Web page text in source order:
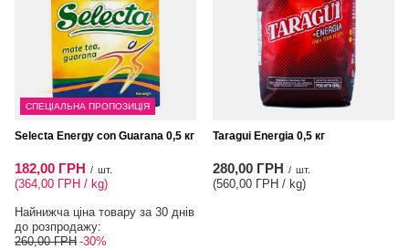
СПЕЦІАЛЬНА ПРОПОЗИЦІЯ
Selecta Energy con Guarana 0,5 кг
182,00 ГРН / шт.
(364,00 ГРН / kg)
Найнижча ціна товару за 30 днів
до розпродажу:
260,00 ГРН -30%
Taragui Energia 0,5 кг
280,00 ГРН / шт.
(560,00 ГРН / kg)